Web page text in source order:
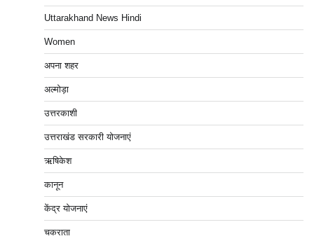
Uttarakhand News Hindi
Women
अपना शहर
अल्मोड़ा
उत्तरकाशी
उत्तराखंड सरकारी योजनाएं
ऋषिकेश
कानून
केंद्र योजनाएं
चकराता